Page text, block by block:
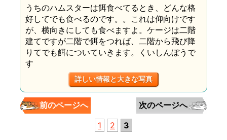
うちのハムスターは餌食べてるとき、どんな格
好してでも食べるのです。。これは仰向けです
が、横向きにしても食べますよ。ケージは二階
建てですが二階で餌をつれば、二階から飛び降
りてでも餌についていきます。くいしんぼうで
す
詳しい情報と大きな写真
前のページへ
次のページへ
1
2 3